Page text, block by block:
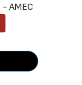
AMEC